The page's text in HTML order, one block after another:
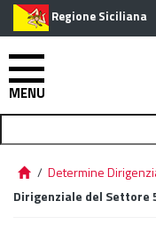
Regione Siciliana
MENU
/ Determine
Dirigenziale del Settore